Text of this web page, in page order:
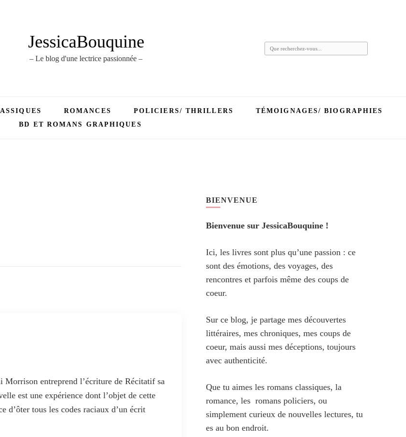
JessicaBouquine
– Le blog d'une lectrice passionnée –
Vous
ROMANCES POLICIERS/ THRILLERS
TÉMOIGNAGES/ BIOGRAPHIES
BD ET ROMANS GRAPHIQUES
entreprend l’écriture de Récitatif sa
est une expérience dont l’objet de cette
d’ôter tous les codes raciaux d’un écrit
BIENVENUE
Bienvenue sur JessicaBouquine !
Ici, les livres sont plus qu’une passion : ce
sont des émotions, des voyages, des
rencontres et parfois même des coups de
coeur.
Sur ce blog, je partage mes découvertes
littéraires, mes chroniques, mes coups de
coeur, mais aussi mes déceptions, toujours
avec authenticité.
Que tu aimes les romans classiques, la
romance, les romans policiers, ou
simplement curieux de nouvelles lectures, tu
es au bon endroit.